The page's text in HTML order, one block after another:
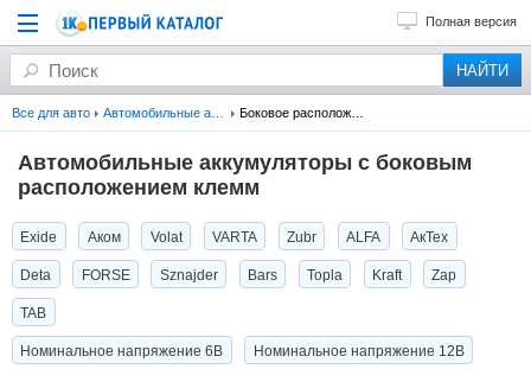
Полная версия
Все для авто
Автомобильные аккумуляторы с боковым
расположением клемм
Exide Аком Volat VARTA Zubr ALFA АкТех
Deta FORSE Sznajder Bars Topla Kraft Zap
TAB
Номинальное напряжение 6В Номинальное напряжение 12В